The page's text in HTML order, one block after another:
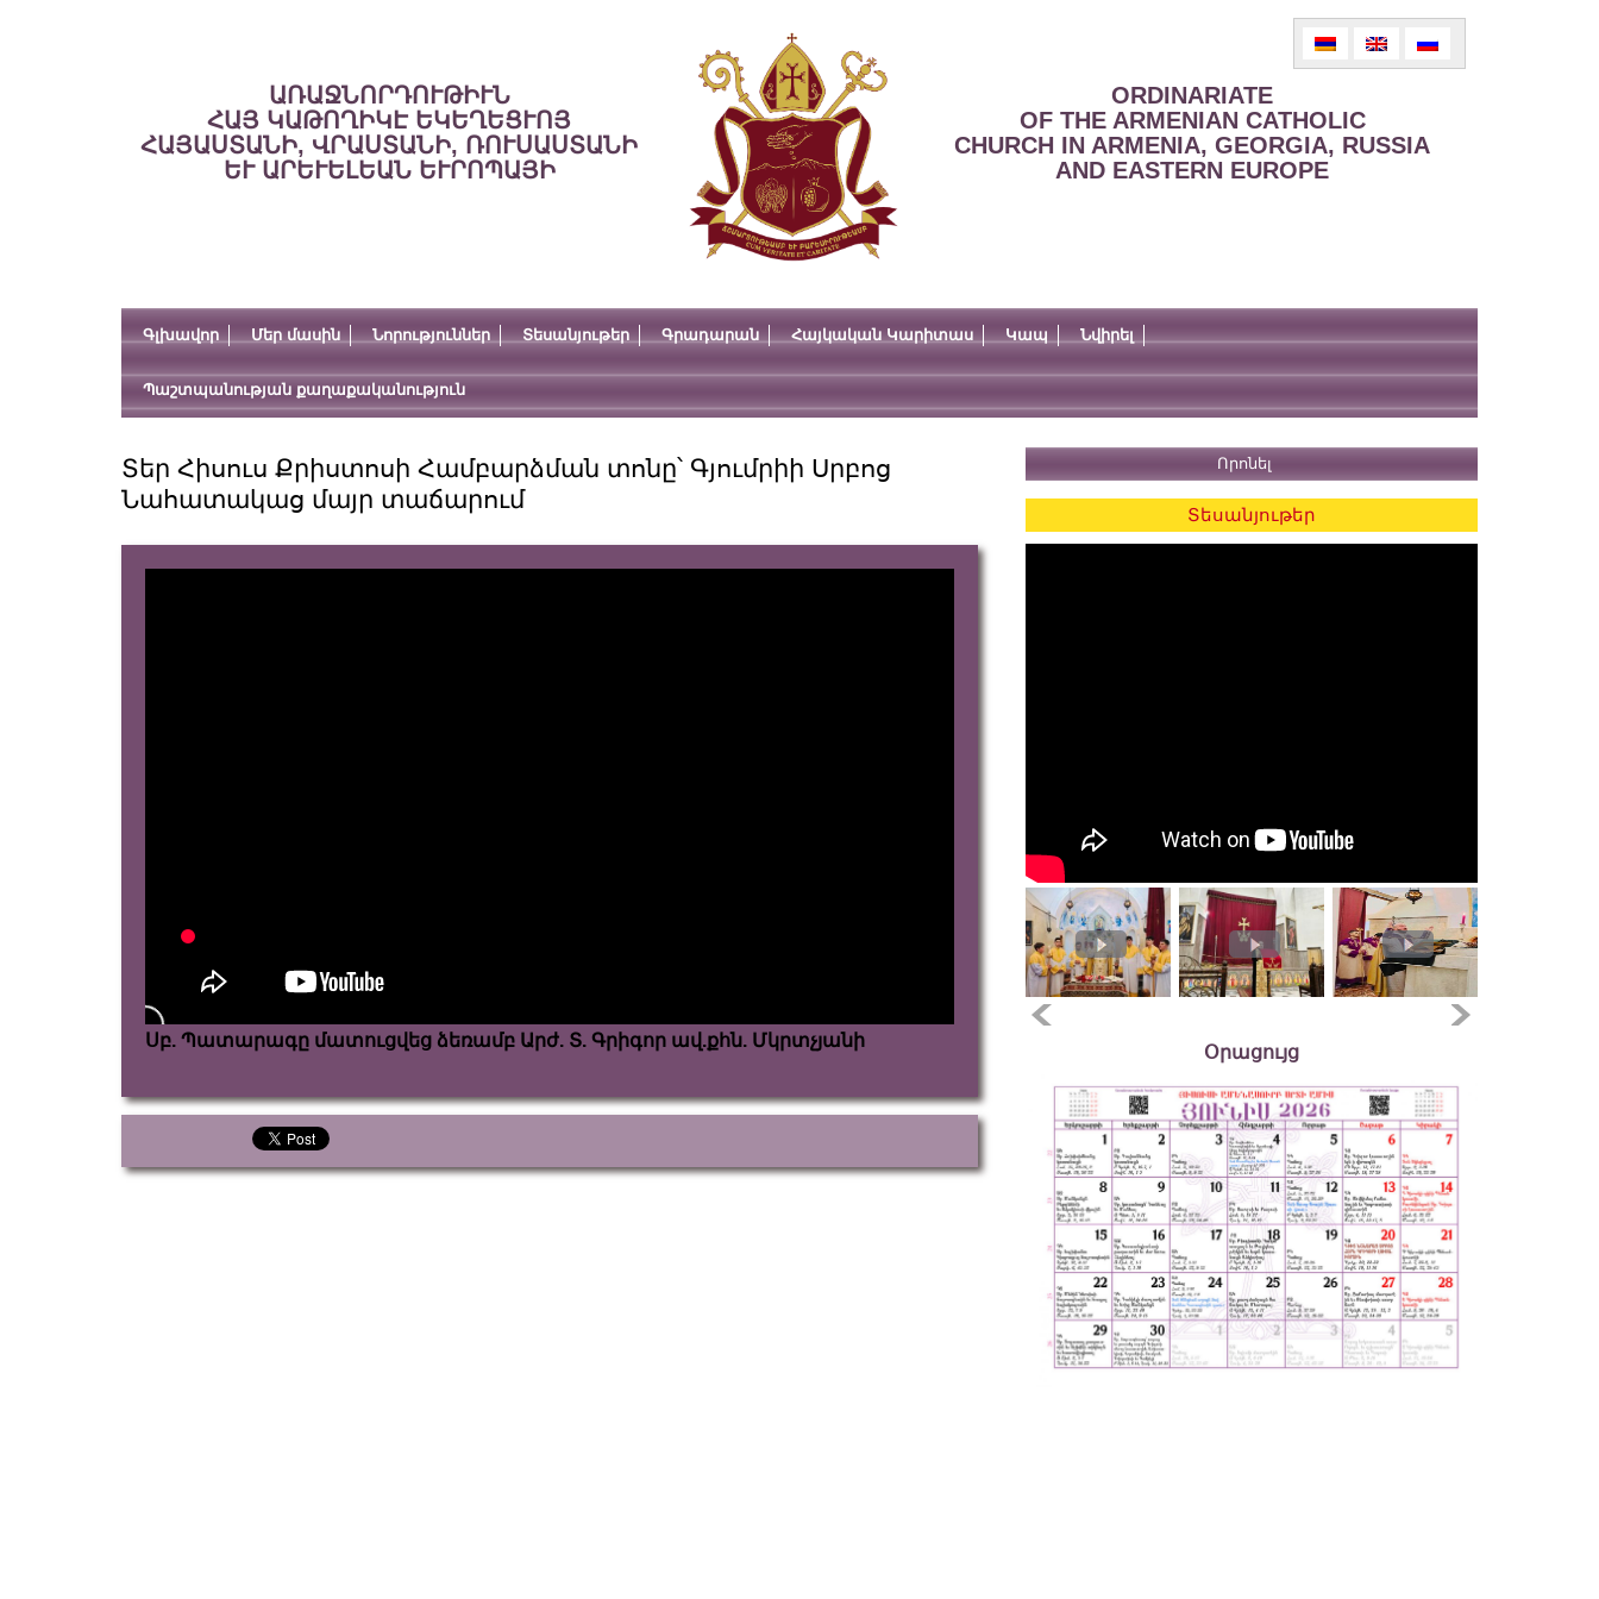
ԱՌԱՋՆՈՐԴՈՒԹԻՒՆ
ՀԱՅ ԿԱԹՈՂԻԿԷ ԵԿԵՂԵՑՒՈՅ
ՀԱՅԱՍՏԱՆԻ, ՎՐԱՍՏԱՆԻ, ՌՈՒՍԱՍՏԱՆԻ
ԵՒ ԱՐԵՒԵԼԵԱՆ ԵՒՐՈՊԱՅԻ
ORDINARIATE
OF THE ARMENIAN CATHOLIC
CHURCH IN ARMENIA, GEORGIA, RUSSIA
AND EASTERN EUROPE
Գլխավոր Մեր մասին Նորություններ Տեսանյութեր Գրադարան Հայկական Կարիտաս Կապ Նվիրել
Պաշտպանության քաղաքականություն
Տեր Հիսուս Քրիստոսի Համբարձման տոնը՝ Գյումրիի Սրբոց
Նահատակաց մայր տաճարում
Սբ. Պատարագը մատուցվեց ձեռամբ Արժ. Տ. Գրիգոր ավ.քհն. Մկրտչյանի
Տեսանյութեր
Օրացույց